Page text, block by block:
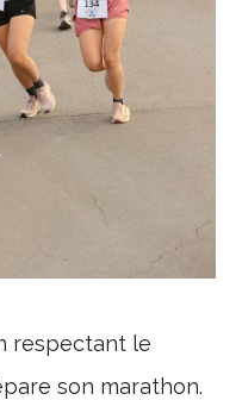
respectant le
son marathon.